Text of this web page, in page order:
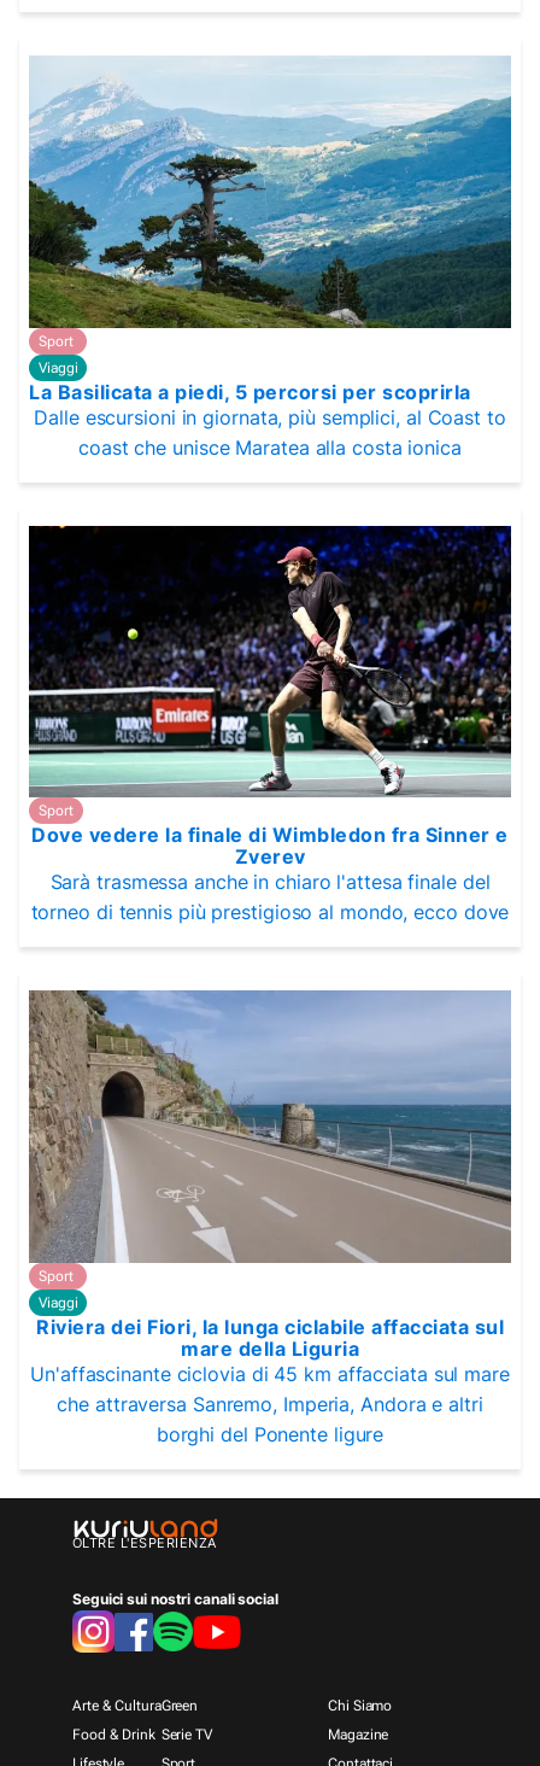
Sport
Viaggi
La Basilicata a piedi, 5 percorsi per scoprirla
Dalle escursioni in giornata, più semplici, al Coast to
coast che unisce Maratea alla costa ionica
Sport
Dove vedere la finale di Wimbledon fra Sinner e
Zverev
Sarà trasmessa anche in chiaro l'attesa finale del
torneo di tennis più prestigioso al mondo, ecco dove
Sport
Viaggi
Riviera dei Fiori, la lunga ciclabile affacciata sul
mare della Liguria
Un'affascinante ciclovia di 45 km affacciata sul mare
che attraversa Sanremo, Imperia, Andora e altri
borghi del Ponente ligure
OLTRE L'ESPERIENZA
Seguici sui nostri canali social
Arte & Cultura
Food & Drink
Green
Serie TV
Chi Siamo
Magazine